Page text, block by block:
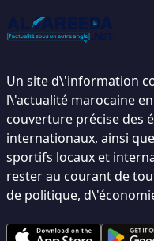
Un site d\'information
l\'actualité marocaine
couverture précise des
internationaux, ainsi
sportifs locaux et
rester au courant de
de politique,